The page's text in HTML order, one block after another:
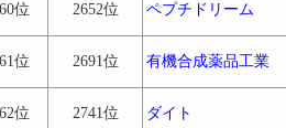
60位 2652位 ペプチドリーム
61位 2691位 有機合成薬品工業
62位 2741位 ダイト